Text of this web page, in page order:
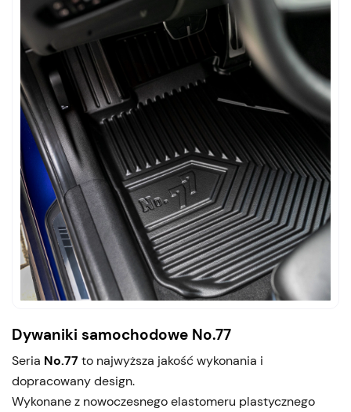
Dywaniki samochodowe No.77
Seria No.77 to najwyższa jakość wykonania i
dopracowany design.
Wykonane z nowoczesnego elastomeru plastycznego